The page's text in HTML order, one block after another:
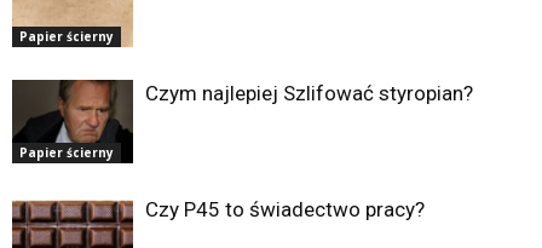
Papier ścierny
Papier ścierny
Czym najlepiej Szlifować styropian?
Czy P45 to świadectwo pracy?